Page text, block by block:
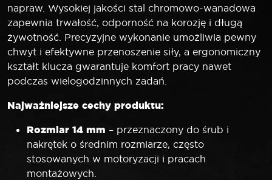
napraw. Wysokiej jakości stal chromowo-wanadowa
zapewnia trwałość, odporność na korozję i długą
żywotność. Precyzyjne wykonanie umożliwia pewny
chwyt i efektywne przenoszenie siły, a ergonomiczny
kształt klucza gwarantuje komfort pracy nawet
podczas wielogodzinnych zadań.
Najważniejsze cechy produktu:
Rozmiar 14 mm – przeznaczony do śrub i
nakrętek o średnim rozmiarze, często
stosowanych w motoryzacji i pracach
montażowych.